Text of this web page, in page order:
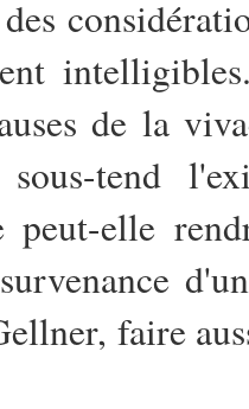
de la
tend
peut-elle
faire